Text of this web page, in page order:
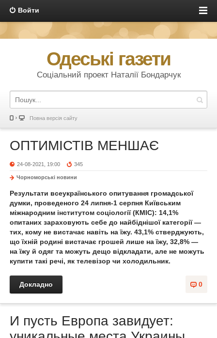
Войти
Одеські газети
Соціальний проект Наталії Бондарчук
Повна версія сайту
ОПТИМІСТІВ МЕНШАЄ
24-08-2021, 19:00 345
Чорноморські новини
Результати всеукраїнського опитування громадської
думки, проведеного 24 липня-1 серпня Київським
міжнародним інститутом соціології (КМІС): 14,1%
опитаних зараховують себе до найбіднішої категорії —
тих, кому не вистачає навіть на їжу. 43,1% стверджують,
що їхній родині вистачає грошей лише на їжу, 32,8% —
на їжу й одяг та можуть дещо відкладати, але не можуть
купити такі речі, як телевізор чи холодильник.
0
Докладно
И пусть Европа завидует: